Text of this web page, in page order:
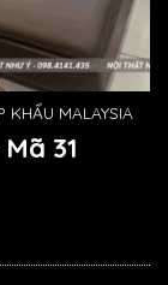
KHẨU MALAYSIA
31